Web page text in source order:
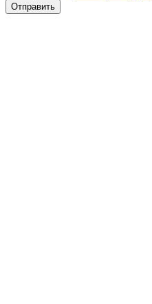
Отправить